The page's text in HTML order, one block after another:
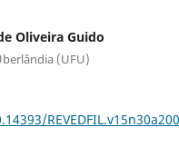
Oliveira Guido
(UFU)